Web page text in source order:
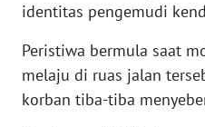
identitas pengemudi
Peristiwa bermula saat
melaju di ruas jalan
korban tiba-tiba
WN
KEPRI